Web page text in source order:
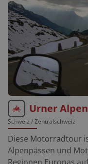
Urner Alpen
Schweiz / Zentralschweiz
Diese Motorradtour
Alpenpässen und